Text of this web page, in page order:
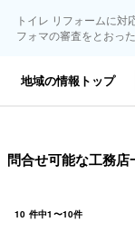
トイレ リフォームに対
フォマの審査をとおっ
地域の情報トップ
問合せ可能な工務店
10 件中1 〜10件